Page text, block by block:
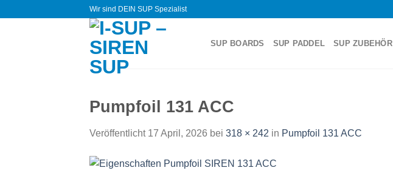
Wir sind DEIN SUP Spezialist
SUP BOARDS SUP PADDEL SUP ZUBEHÖR
Pumpfoil 131 ACC
Veröffentlicht 17 April, 2026 bei 318 × 242 in Pumpfoil 131 ACC